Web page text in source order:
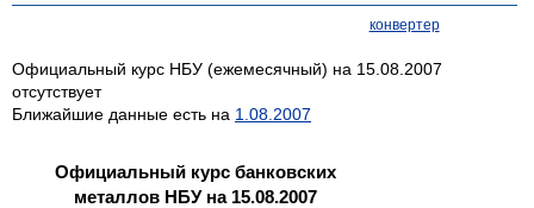
конвертер
Официальный курс НБУ (ежемесячный) на 15.08.2007
отсутствует
Ближайшие данные есть на 1.08.2007
Официальный курс банковских
металлов НБУ на 15.08.2007